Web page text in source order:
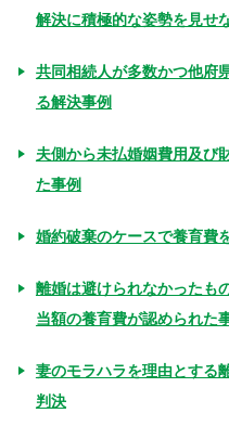
解決に積極的な姿勢を見せ
共同相続人が多数かつ他府
る解決事例
夫側から未払婚姻費用及び
た事例
婚約破棄のケースで養育費
離婚は避けられなかったも
当額の養育費が認められた
妻のモラハラを理由とする
判決